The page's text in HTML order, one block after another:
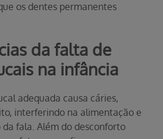
os dentes permanentes
da falta de
na infância
adequada causa cáries,
interferindo na alimentação e
fala. Além do desconforto